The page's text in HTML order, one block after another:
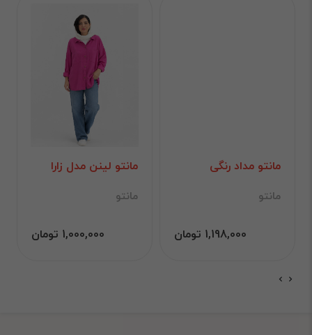
مانتو مداد رنگی
مانتو
1,198,000 تومان
مانتو لینن مدل زارا
مانتو
1,000,000 تومان